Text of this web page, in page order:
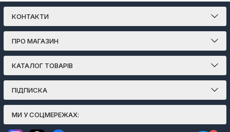
КОНТАКТИ
ПРО МАГАЗИН
КАТАЛОГ ТОВАРІВ
ПІДПИСКА
МИ У СОЦМЕРЕЖАХ: